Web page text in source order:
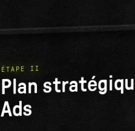
ÉTAPE II
Plan
Ads